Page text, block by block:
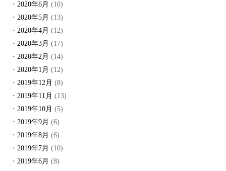
2020年6月 (10)
2020年5月 (13)
2020年4月 (12)
2020年3月 (17)
2020年2月 (14)
2020年1月 (12)
2019年12月 (8)
2019年11月 (13)
2019年10月 (5)
2019年9月 (6)
2019年8月 (6)
2019年7月 (10)
2019年6月 (8)